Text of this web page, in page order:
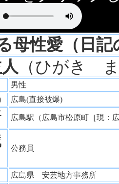
母性愛（日
（ひがき
男性
広島(直接被爆)
広島駅（広島市松原町［現
公務員
広島県 安芸地方事務所